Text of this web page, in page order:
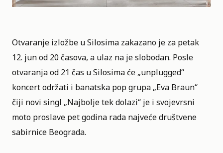
Otvaranje izložbe uSilosima zakazano je za petak
12. jun od 20 časova, a ulaz na je slobodan. Posle
otvaranja od 21 čas u Silosima će „unplugged“
koncert održati i banatska pop grupa „Eva Braun“
čiji novi singl „Najbolje tek dolazi“ je i svojevrsni
moto proslave pet godina rada najveće društvene
sabirnice Beograda.